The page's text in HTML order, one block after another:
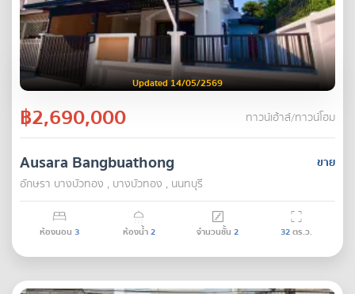
Updated 14/05/2569
฿2,690,000 ทาวน์เฮ้าส์/ทาวน์โฮม
ขาย
Ausara Bangbuathong
อักษรา บางบัวทอง , บางบัวทอง , นนทบุรี
ห้องนอน 3 ห้องน้ำ2 จำนวนชั้น 2 32ตร.ว.